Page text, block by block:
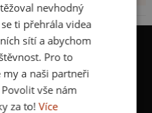
nevhodný
ti přehrála videa
sítí a abychom
Pro to
a naši partneři
vše nám
za to! Více